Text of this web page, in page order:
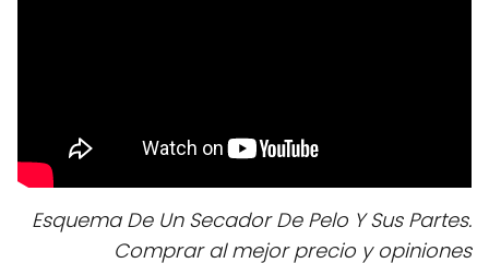
Esquema De Un Secador De Pelo Y Sus Partes.
Comprar al mejor precio y opiniones